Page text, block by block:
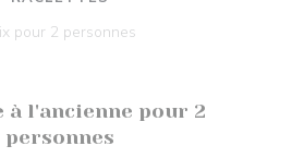
pour 2 personnes
à l'ancienne pour 2
personnes